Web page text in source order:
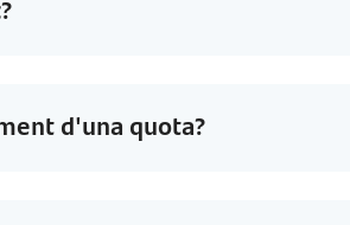
d'una quota?